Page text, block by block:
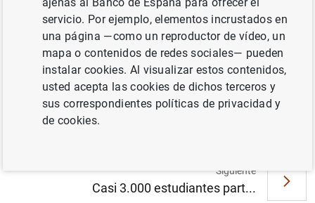
El Plan de Educación Financiera lanza la
décima edición de su programa y concurso
de educación financiera para centros
educativos (374
Siguiente
Casi 3.000 estudiantes part...
servicio. Por ejemplo, elementos incrustados en
una página —como un reproductor de vídeo, un
mapa o contenidos de redes sociales— pueden
instalar cookies. Al visualizar estos contenidos,
usted acepta las cookies de dichos terceros y
sus correspondientes políticas de privacidad y
de cookies.